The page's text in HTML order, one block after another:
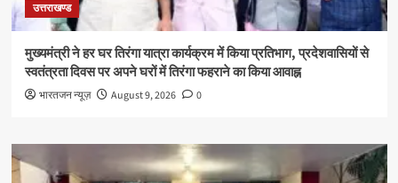
उत्तराखण्ड
मुख्यमंत्री ने हर घर तिरंगा यात्रा कार्यक्रम में किया प्रतिभाग, प्रदेशवासियों से
स्वतंत्रता दिवस पर अपने घरों में तिरंगा फहराने का किया आवाह्न
भारतजन न्यूज़ August 9, 2026 0